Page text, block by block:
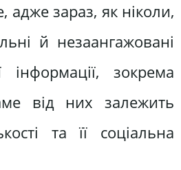
адже зараз, як ніколи,
й незаангажовані
інформації, зокрема
від них залежить
та її соціальна